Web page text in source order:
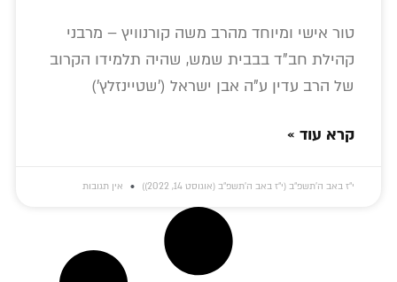
טור אישי ומיוחד מהרב משה קורנוויץ – מרבני
קהילת חב"ד בבבית שמש, שהיה תלמידו הקרוב
של הרב עדין ע"ה אבן ישראל ('שטיינזלץ')
קרא עוד »
י״ז באב ה׳תשפ״ב (י״ז באב ה׳תשפ״ב (אוגוסט 14, 2022)) אין תגובות